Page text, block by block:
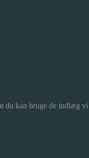
kan bruge de indlæg